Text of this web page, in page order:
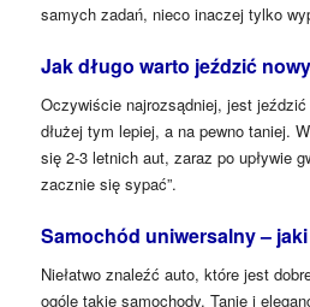
samych zadań, nieco inaczej tylko
Jak długo warto jeździć
Oczywiście najrozsądniej, jest jeździć
dłużej tym lepiej, a na pewno taniej.
się 2-3 letnich aut, zaraz po upływie
zacznie się sypać”.
Samochód uniwersalny –
Niełatwo znaleźć auto, które jest
ogóle takie samochody. Tanie i